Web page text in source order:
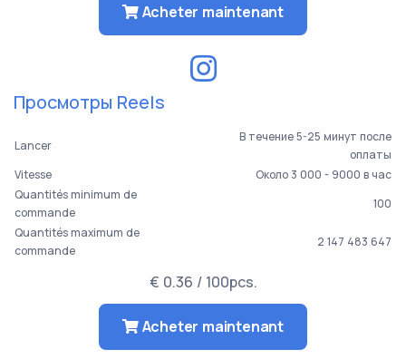
Acheter maintenant
Просмотры Reels
Lancer
В течение 5-25 минут после
оплаты
Vitesse
Около 3 000 - 9000 в час
Quantités minimum de
commande
100
Quantités maximum de
commande
2 147 483 647
€ 0.36 / 100pcs.
Acheter maintenant